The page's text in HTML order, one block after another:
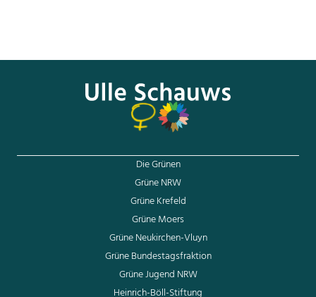
Die Grünen
Grüne NRW
Grüne Krefeld
Grüne Moers
Grüne Neukirchen-Vluyn
Grüne Bundestagsfraktion
Grüne Jugend NRW
Heinrich-Böll-Stiftung